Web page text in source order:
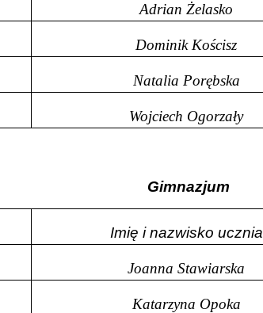
Adrian Żelasko
Dominik Kościsz
Natalia Porębska
Wojciech Ogorzały
Gimnazjum
Imię i nazwisko ucznia
Joanna Stawiarska
Katarzyna Opoka